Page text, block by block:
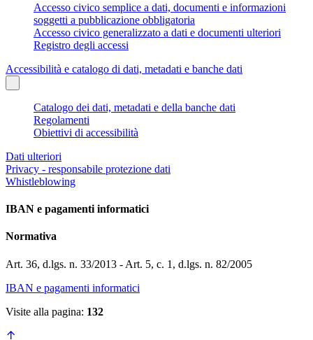
Accesso civico semplice a dati, documenti e informazioni
soggetti a pubblicazione obbligatoria
Accesso civico generalizzato a dati e documenti ulteriori
Registro degli accessi
Accessibilità e catalogo di dati, metadati e banche dati
Catalogo dei dati, metadati e della banche dati
Regolamenti
Obiettivi di accessibilità
Dati ulteriori
Privacy - responsabile protezione dati
Whistleblowing
IBAN e pagamenti informatici
Normativa
Art. 36, d.lgs. n. 33/2013 - Art. 5, c. 1, d.lgs. n. 82/2005
IBAN e pagamenti informatici
Visite alla pagina: 132